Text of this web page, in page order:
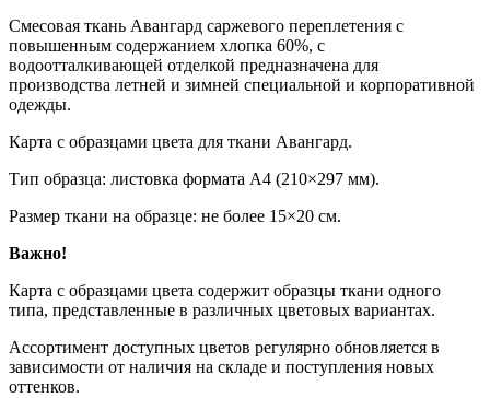
Смесовая ткань Авангард саржевого переплетения с
повышенным содержанием хлопка 60%, с
водоотталкивающей отделкой предназначена для
производства летней и зимней специальной и корпоративной
одежды.
Карта с образцами цвета для ткани Авангард.
Тип образца: листовка формата А4 (210×297 мм).
Размер ткани на образце: не более 15×20 см.
Важно!
Карта с образцами цвета содержит образцы ткани одного
типа, представленные в различных цветовых вариантах.
Ассортимент доступных цветов регулярно обновляется в
зависимости от наличия на складе и поступления новых
оттенков.